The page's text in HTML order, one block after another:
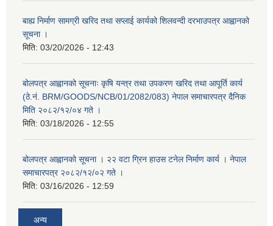
बाह्य निर्माण सामग्री खरिद तथा सप्लाई कार्यको शिलवन्दी दरभाउपत्र आह्वानको
सूचना ।
मिति: 03/20/2026 - 12:43
बोलपत्र आह्वानको सूचनाः कृषि यन्त्र तथा उपकरण खरिद तथा आपूर्ति कार्य
(ठे.नं. BRM/GOODS/NCB/01/2082/083) नेपाल समाचारपत्र दैनिक
मिति २०८२/१२/०४ गते ।
मिति: 03/18/2026 - 12:55
बोलपत्र आह्वानको सूचना । २२ वटा ग्रिन हाउस टनेल निर्माण कार्य । नेपाल
समाचारपत्र २०८२/१२/०२ गते ।
मिति: 03/16/2026 - 12:59
अन्य